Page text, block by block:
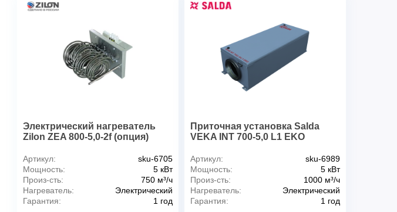
* Комлектация щитами управления с водяным воздухонагревателем
ВК 60- 30
ФЯГ (G3)
Нагреватель водяной
TFT 60-30/3
Вентилятор
А(РН/31/1,1/2)
Комплект автоматики (B-C-D-A)
ЩУВВК-4
Комплект автоматики (B-C-D-A-E)**
ЩУВВК-13
теплоносителя 90/70°С. При температуре теплоносителя
80/60°С параметры не изменяются.
** Комплектация щитами управления с водяным воздухонагревателем.
*** Комплектация щитами управления с водяным воздухонагревателем и
фреоновым охладителем.
Электрический нагреватель
Zilon ZEA 800-5,0-2f (опция)
Артикул:
sku-6705
Мощность:
5 кВт
Произ-сть:
750 м³/ч
Нагреватель:
Электрический
Гарантия:
1 год
Приточная установка Salda
VEKA INT 700-5,0 L1 EKO
Артикул:
sku-6989
Мощность:
5 кВт
Произ-сть:
1000 м³/ч
Нагреватель:
Электрический
Гарантия:
1 год